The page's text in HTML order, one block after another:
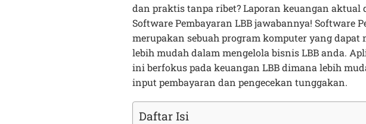
dan praktis tanpa ribet? Laporan keuangan aktual
Software Pembayaran LBB jawabannya! Software
merupakan sebuah program komputer yang dapat
lebih mudah dalam mengelola bisnis LBB anda.
ini berfokus pada keuangan LBB dimana lebih
input pembayaran dan pengecekan tunggakan.
Daftar Isi